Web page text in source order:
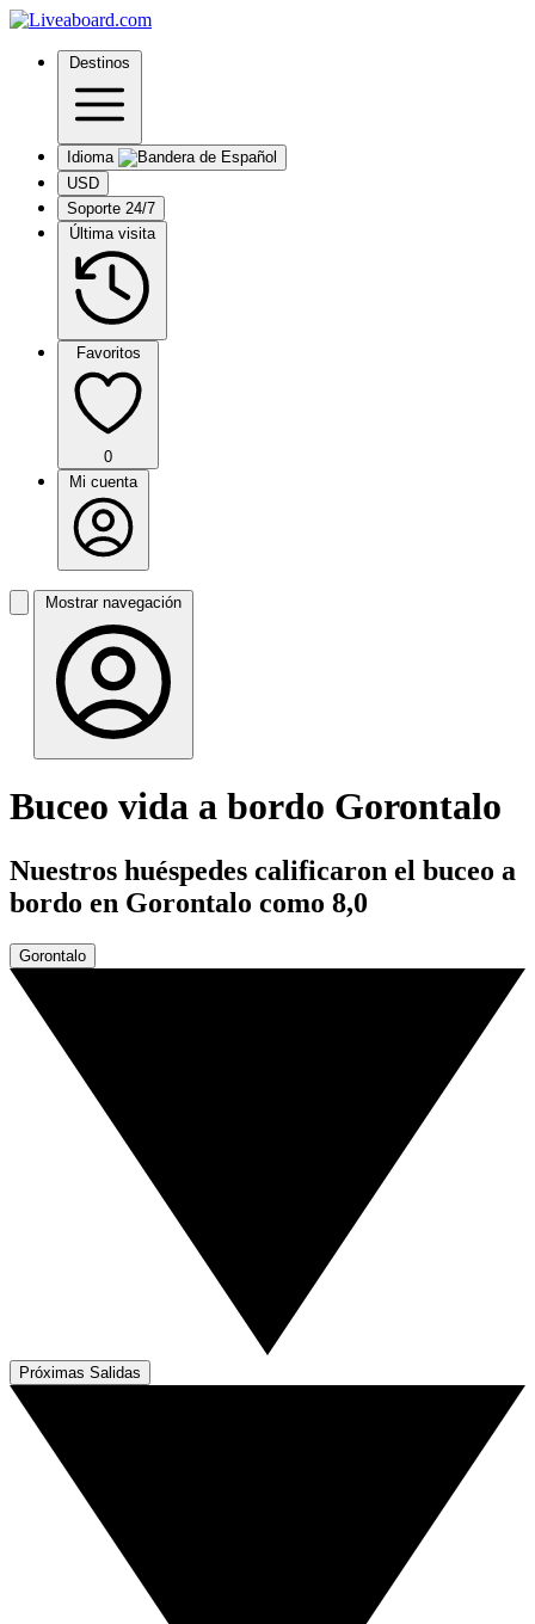
Destinos
Idioma
USD
Soporte 24/7
Última visita
Favoritos
0
Mi cuenta
Mostrar navegación
Buceo vida a bordo Gorontalo
Nuestros huéspedes calificaron el buceo a
bordo en Gorontalo como 8,0
Gorontalo
Próximas Salidas